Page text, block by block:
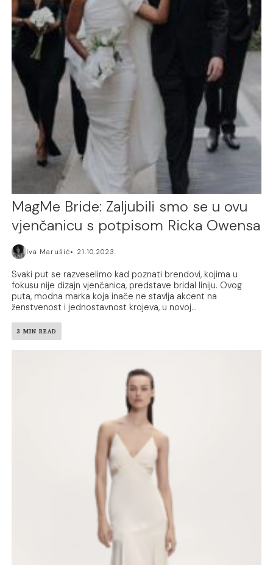
MagMe Bride: Zaljubili smo se u ovu
vjenčanicu s potpisom Ricka Owensa
Iva Marušić 21.10.2023.
Svaki put se razveselimo kad poznati brendovi, kojima u
fokusu nije dizajn vjenčanica, predstave bridal liniju. Ovog
puta, modna marka koja inače ne stavlja akcent na
ženstvenost i jednostavnost krojeva, u novoj...
3 MIN READ